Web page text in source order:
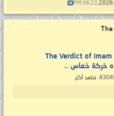
06:22 PM
The
The Verdict of Imam
شاهد أكثر